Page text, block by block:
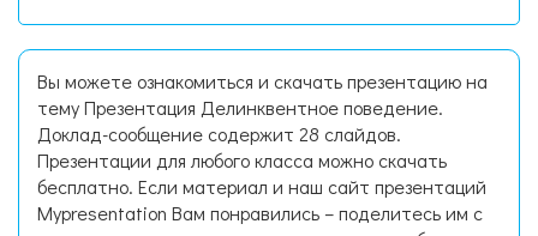
Вы можете ознакомиться и скачать презентацию на
тему Презентация Делинквентное поведение.
Доклад-сообщение содержит 28 слайдов.
Презентации для любого класса можно скачать
бесплатно. Если материал и наш сайт презентаций
Mypresentation Вам понравились – поделитесь им с